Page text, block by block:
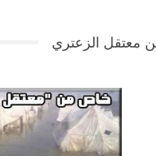
معتقل الزعتري